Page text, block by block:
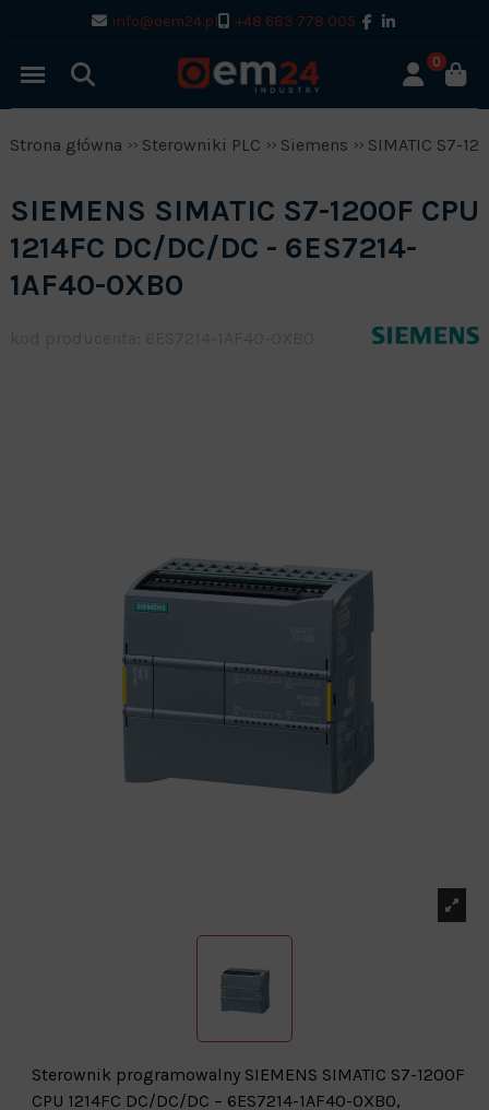
info@oem24.pl +48 683 778 005
0
Strona główna Sterowniki PLC Siemens SIMATIC S7-
SIEMENS SIMATIC S7-1200F CPU
1214FC DC/DC/DC - 6ES7214-
1AF40-0XB0
Sterownik programowalny SIEMENS SIMATIC S7-1200F
CPU 1214FC DC/DC/DC – 6ES7214-1AF40-0XB0,